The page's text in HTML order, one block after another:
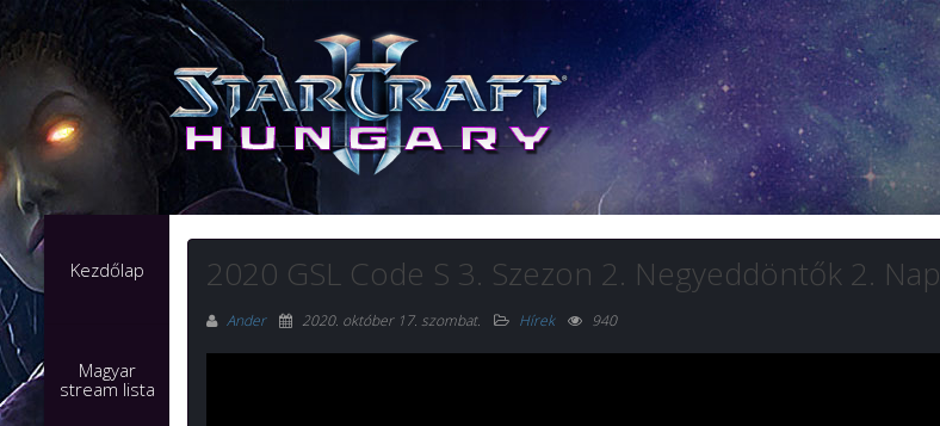
Kezdőlap
Magyar
stream lista
2020 GSL Code S 3. Szezon 2. Negyeddöntők 2. Nap
Ander 2020. október 17. szombat. Hírek 940